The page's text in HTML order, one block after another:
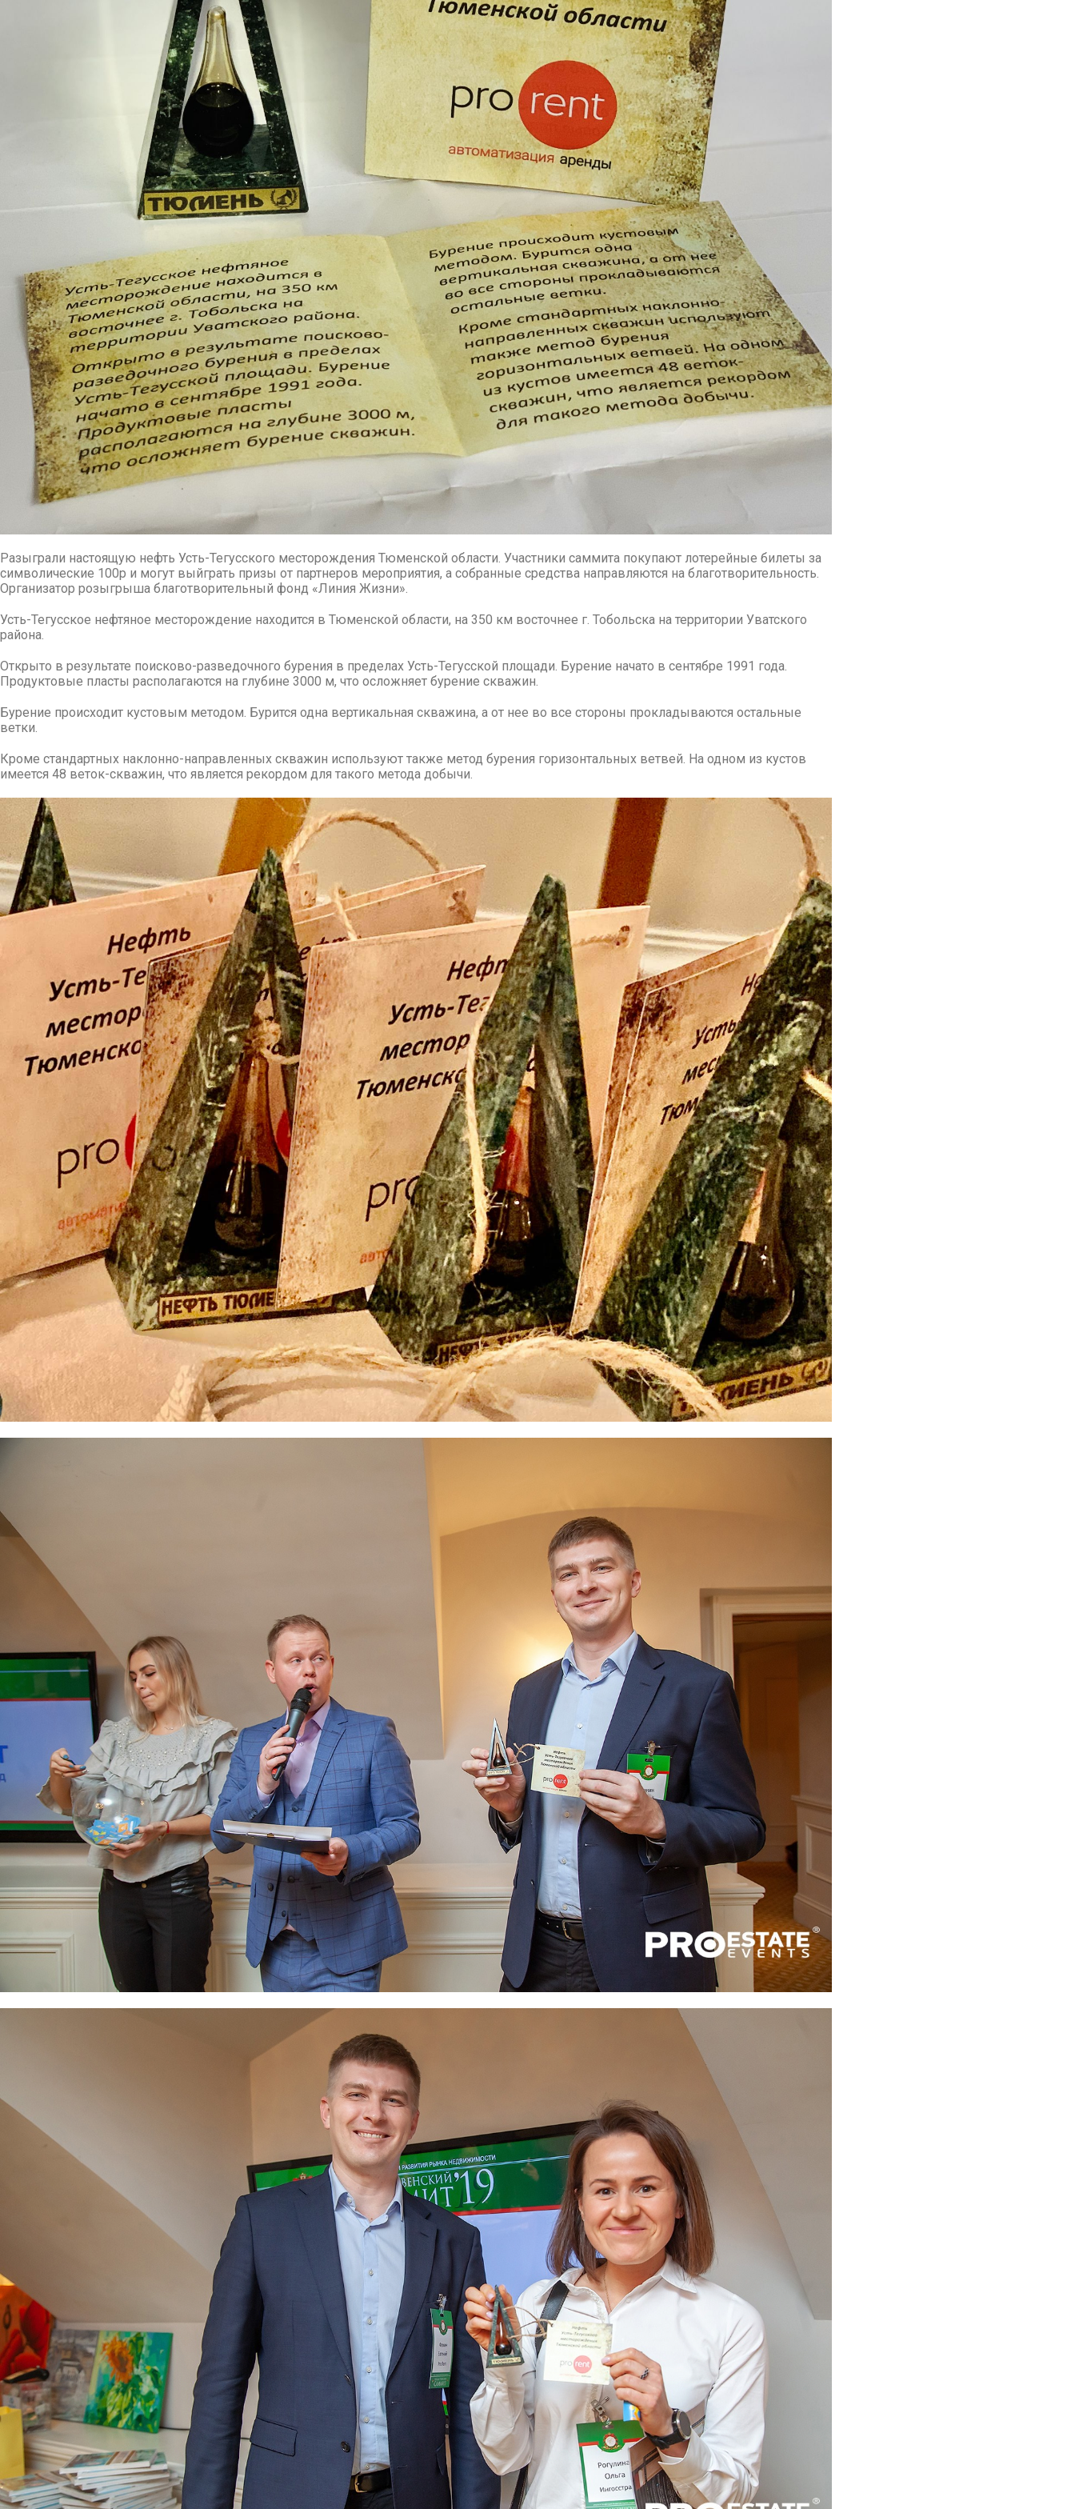
Разыграли настоящую нефть Усть-Тегусского месторождения Тюменской области. Участники саммита покупают лотерейные билеты за
символические 100р и могут выйграть призы от партнеров мероприятия, а собранные средства направляются на благотворительность.
Организатор розыгрыша благотворительный фонд «Линия Жизни».
Усть-Тегусское нефтяное месторождение находится в Тюменской области, на 350 км восточнее г. Тобольска на территории Уватского
района.
Открыто в результате поисково-разведочного бурения в пределах Усть-Тегусской площади. Бурение начато в сентябре 1991 года.
Продуктовые пласты располагаются на глубине 3000 м, что осложняет бурение скважин.
Бурение происходит кустовым методом. Бурится одна вертикальная скважина, а от нее во все стороны прокладываются остальные
ветки.
Кроме стандартных наклонно-направленных скважин используют также метод бурения горизонтальных ветвей. На одном из кустов
имеется 48 веток-скважин, что является рекордом для такого метода добычи.